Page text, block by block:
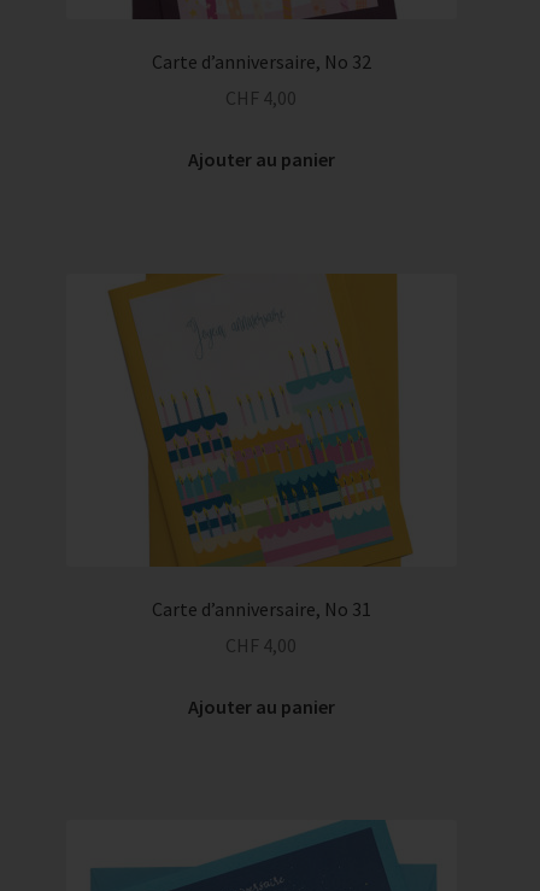
Carte d’anniversaire, No 32
CHF 4,00
Ajouter au panier
Carte d’anniversaire, No 31
CHF 4,00
Ajouter au panier